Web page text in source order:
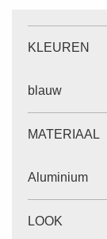
KLEUREN
blauw
MATERIAAL
Aluminium
LOOK